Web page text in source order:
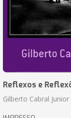
Reflexos e
Gilberto Cabral Junior